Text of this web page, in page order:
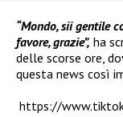
“Mondo, sii gentile
favore, grazie”, ha
delle scorse ore,
questa news così
https://